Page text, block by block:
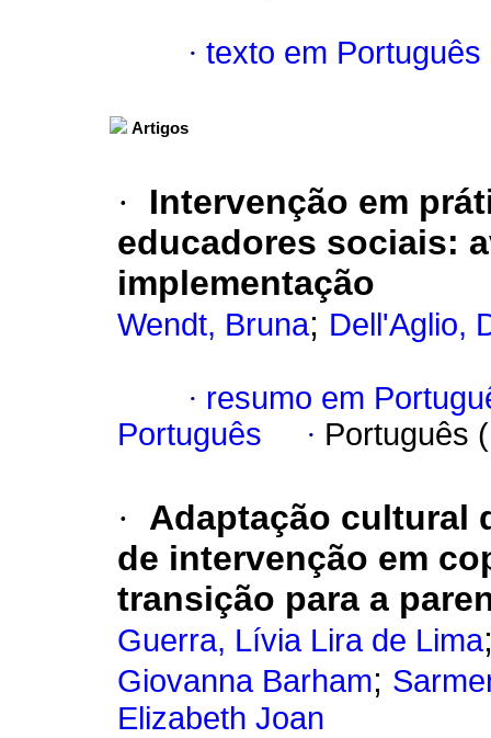
· texto em Português
Artigos
·
Intervenção em
educadores sociais:
implementação
Wendt, Bruna; Dell'Aglio,
· resumo em
Português
· Português
·
Adaptação cultural
de intervenção em
transição para a
Guerra, Lívia Lira de Lima
Giovanna Barham;
Elizabeth Joan